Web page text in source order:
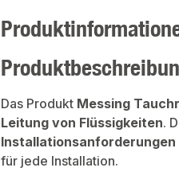
Das Produkt Messing
Leitung von Flüssigkeiten.
Installationsanforderungen
für jede Installation.